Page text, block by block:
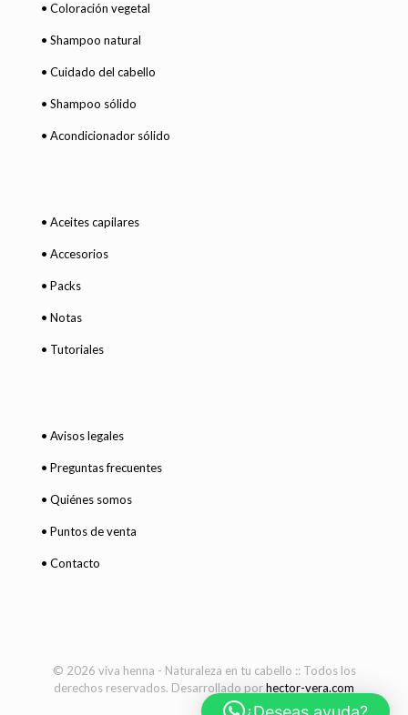
• Coloración vegetal
• Shampoo natural
• Cuidado del cabello
• Shampoo sólido
• Acondicionador sólido
• Aceites capilares
• Accesorios
• Packs
• Notas
• Tutoriales
• Avisos legales
• Preguntas frecuentes
• Quiénes somos
• Puntos de venta
• Contacto
© 2026 viva henna - Naturaleza en tu cabello :: Todos los
derechos reservados. Desarrollado porhector-vera.com